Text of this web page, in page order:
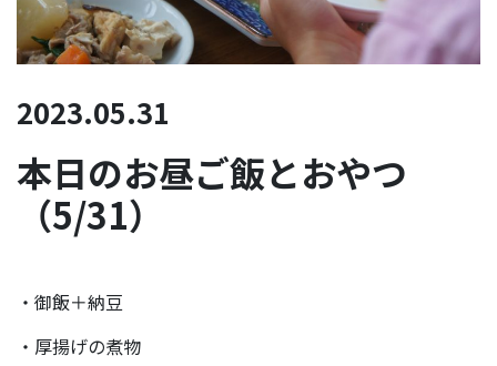
2023.05.31
本日のお昼ご飯とおやつ
（5/31）
・御飯＋納豆
・厚揚げの煮物